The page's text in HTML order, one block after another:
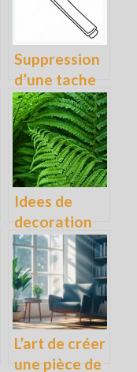
Suppression
d’une tache
de marqueur
sur un
vetement : le
guide
Idees de
decoration
inspirees de
la nature
L’art de créer
une pièce de